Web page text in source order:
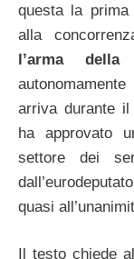
questa la
alla
l’arma della
arriva durante
ha approvato
settore dei
quasi
Il testo chiede